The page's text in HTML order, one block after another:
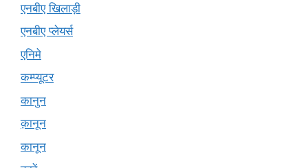
एनबीए खिलाड़ी
एनबीए प्लेयर्स
एनिमे
कम्प्यूटर
कानुन
क़ानून
कानून